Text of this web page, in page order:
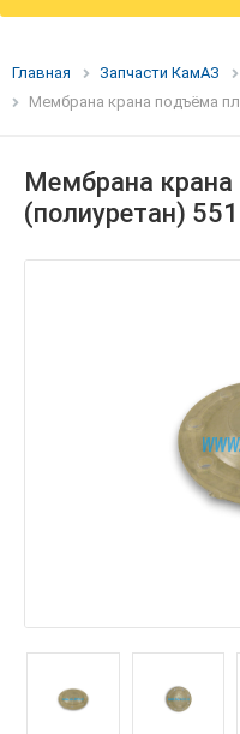
Главная Запчасти КамАЗ
Мембрана крана подъёма
Мембрана
(полиуретан)